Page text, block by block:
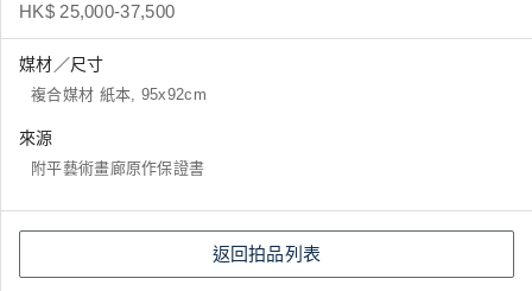
HK$ 25,000-37,500
媒材／尺寸
複合媒材 紙本, 95x92cm
來源
附平藝術畫廊原作保證書
返回拍品列表